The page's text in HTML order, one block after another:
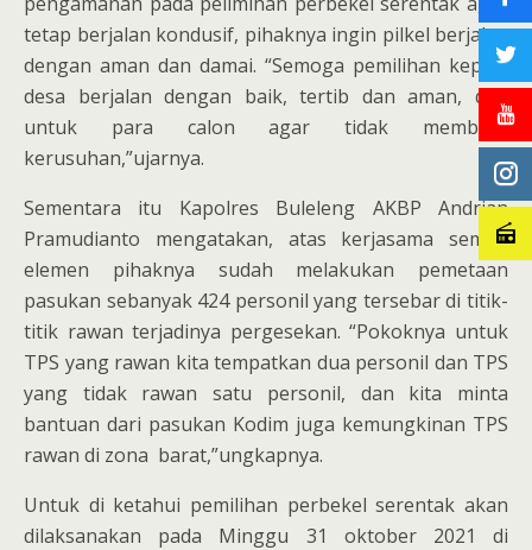
tetap berjalan kondusif, pihaknya ingin pilkel berjalan
dengan aman dan damai. “Semoga pemilihan kepala
desa berjalan dengan baik, tertib dan aman, dan
untuk para calon agar tidak membuat
kerusuhan,”ujarnya.
Sementara itu Kapolres Buleleng AKBP Andrian
Pramudianto mengatakan, atas kerjasama semua
elemen pihaknya sudah melakukan pemetaan
pasukan sebanyak 424 personil yang tersebar di titik-
titik rawan terjadinya pergesekan. “Pokoknya untuk
TPS yang rawan kita tempatkan dua personil dan TPS
yang tidak rawan satu personil, dan kita minta
bantuan dari pasukan Kodim juga kemungkinan TPS
rawan di zona barat,”ungkapnya.
Untuk di ketahui pemilihan perbekel serentak akan
dilaksanakan pada Minggu 31 oktober 2021 di